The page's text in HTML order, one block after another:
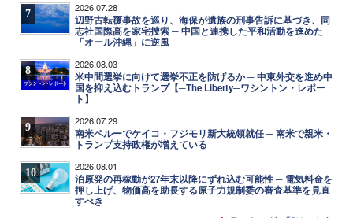
7 2026.07.28
辺野古転覆事故を巡り、海保が遺族の刑事告訴に基づき、同
志社国際高を家宅捜索 ─ 中国と連携した平和活動を進めた
「オール沖縄」に逆風
8 2026.08.03
米中間選挙に向けて選挙不正を防げるか ─ 中東外交を進め中
国を抑え込むトランプ【─The Liberty─ワシントン・レポー
ト】
9 2026.07.29
南米ペルーでケイコ・フジモリ新大統領就任 ─ 南米で親米・
トランプ支持政権が増えている
10 2026.08.01
泊原発の再稼動が27年末以降にずれ込む可能性 ─ 電気料金を
押し上げ、物価高を助長する原子力規制委の審査基準を見直
すべき